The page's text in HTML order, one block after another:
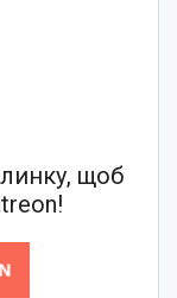
щоб